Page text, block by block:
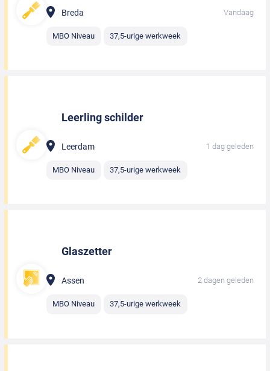
Breda Vandaag
MBO Niveau 37,5-urige werkweek
Leerling schilder
Leerdam 1 dag geleden
MBO Niveau 37,5-urige werkweek
Glaszetter
Assen 2 dagen geleden
MBO Niveau 37,5-urige werkweek